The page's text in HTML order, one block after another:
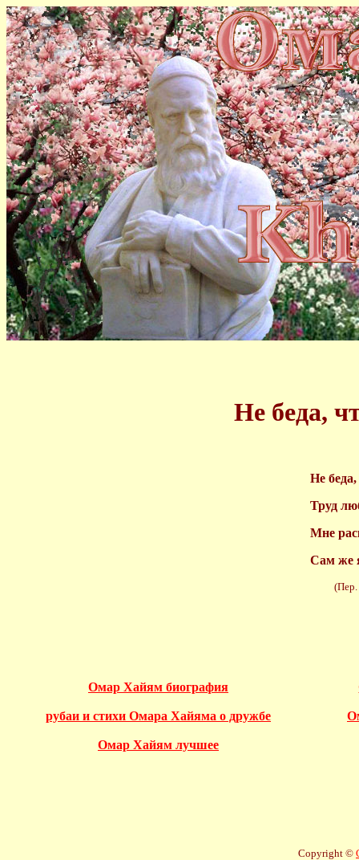
Не беда,
Не
Труд
Мне
Сам же
(Пер. Г.
Омар Хайям биография
рубаи и стихи Омара Хайяма о дружбе
Омар Хайям лучшее
Copyright ©